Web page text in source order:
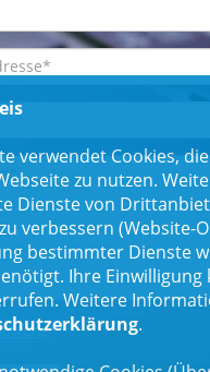
*
verwendet Cookies,
zu nutzen.
Dienste von
verbessern (Website-
bestimmter Dienste
Ihre Einwilligung
Weitere
.